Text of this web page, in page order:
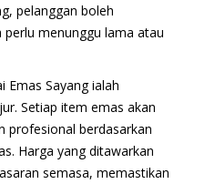
pelanggan boleh
menunggu lama atau
Emas Sayang ialah
Setiap item emas akan
profesional berdasarkan
Harga yang ditawarkan
semasa, memastikan